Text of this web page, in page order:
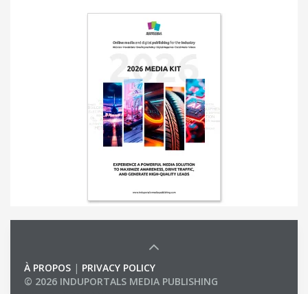
À PROPOS | PRIVACY POLICY
© 2026 INDUPORTALS MEDIA PUBLISHING